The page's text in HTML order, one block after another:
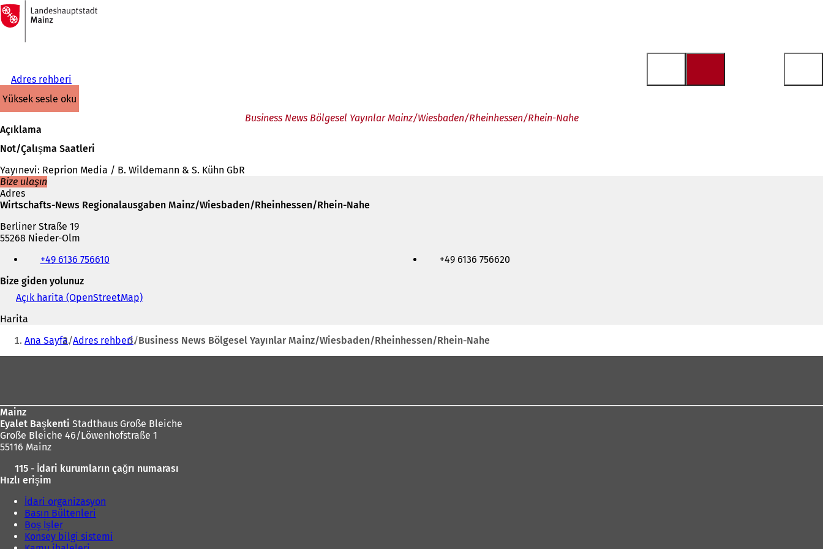
İçeriğe atla
Ana
sayfaya
Adres rehberi
yüksek sesle oku
Business News Bölgesel Yayınlar Mainz/Wiesbaden/Rheinhessen/Rhein-Nahe
Açıklama
Not/Çalışma Saatleri
Yayınevi: Reprion Media / B. Wildemann & S. Kühn GbR
Bize ulaşın
Adres
Wirtschafts-News Regionalausgaben Mainz/Wiesbaden/Rheinhessen/Rhein-Nahe
Berliner Straße 19
55268 Nieder-Olm
faks
ve
e-
posta
+49 6136 756610
+49 6136 756620
Bize giden yolunuz
Açık harita (OpenStreetMap)(
i
b
e
m
e
a
Harita
Buradasınız:
Ana Sayfa Adres rehberi Business News Bölgesel Yayınlar Mainz/Wiesbaden/Rheinhessen/Rhein-Nahe
Mainz
Eyalet Başkenti Stadthaus Große Bleiche
Große Bleiche 46/Löwenhofstraße 1
55116 Mainz
115 - İdari kurumların çağrı numarası
Hızlı erişim
İdari organizasyon
Basın Bültenleri
Boş İşler
Konsey bilgi sistemi